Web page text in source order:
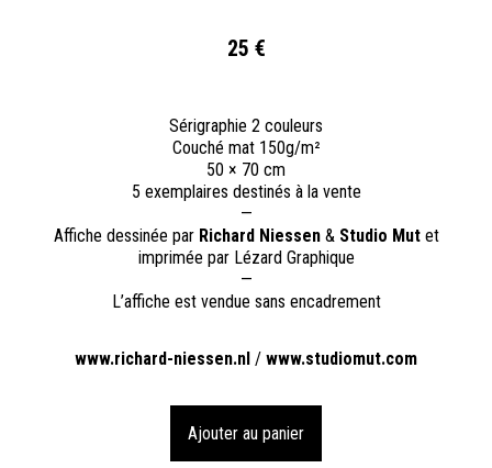
25 €
Sérigraphie 2 couleurs
Couché mat 150g/m²
50 × 70 cm
5 exemplaires destinés à la vente
—
Affiche dessinée par Richard Niessen& Studio Mutet
imprimée par Lézard Graphique
—
L’affiche est vendue sans encadrement
www.richard-niessen.nl / www.studiomut.com